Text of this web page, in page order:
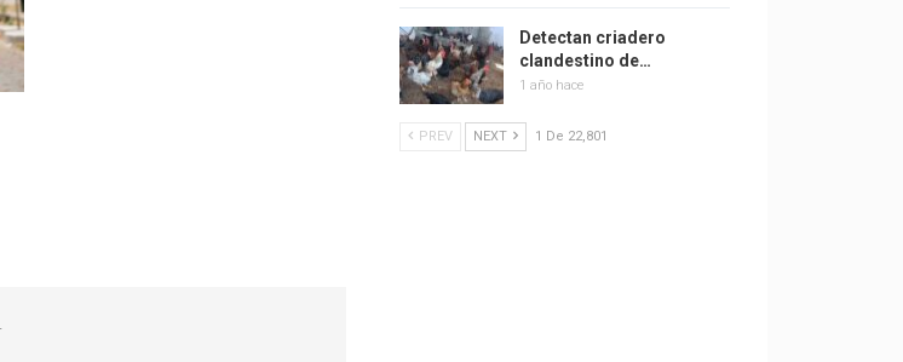
Detectan criadero
clandestino de…
1 año hace
PREV NEXT 1 De 22,801